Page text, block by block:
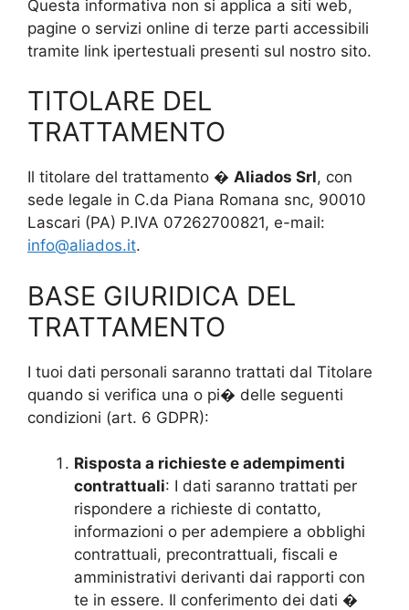
Questa informativa non si applica a siti web,
pagine o servizi online di terze parti accessibili
tramite link ipertestuali presenti sul nostro sito.
TITOLARE DEL
TRATTAMENTO
Il titolare del trattamento � Aliados Srl, con
sede legale in C.da Piana Romana snc, 90010
Lascari (PA) P.IVA 07262700821, e-mail:
info@aliados.it.
BASE GIURIDICA DEL
TRATTAMENTO
I tuoi dati personali saranno trattati dal Titolare
quando si verifica una o pi� delle seguenti
condizioni (art. 6 GDPR):
Risposta a richieste e adempimenti
contrattuali: I dati saranno trattati per
rispondere a richieste di contatto,
informazioni o per adempiere a obblighi
contrattuali, precontrattuali, fiscali e
amministrativi derivanti dai rapporti con
te in essere. Il conferimento dei dati �